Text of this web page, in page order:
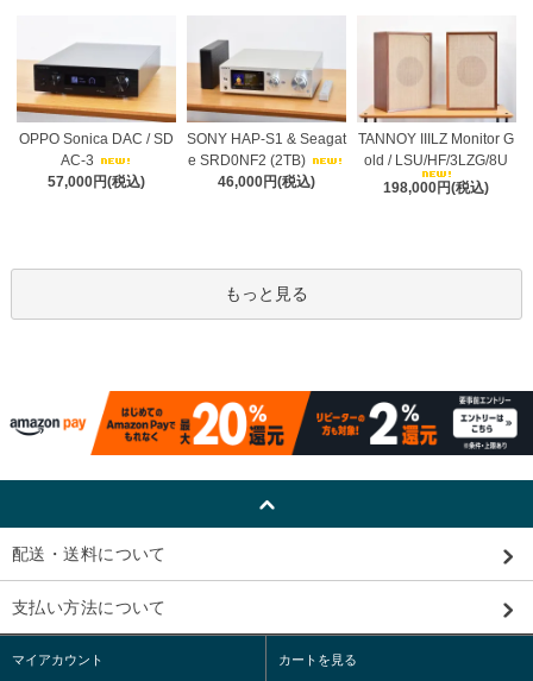
OPPO Sonica DAC / SD
AC-3
57,000円(税込)
SONY HAP-S1 & Seagat
e SRD0NF2 (2TB)
46,000円(税込)
TANNOY IIILZ Monitor G
old / LSU/HF/3LZG/8U
198,000円(税込)
もっと見る
配送・送料について
支払い方法について
マイアカウント カートを見る